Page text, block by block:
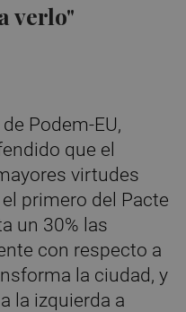
verlo"
Podem-EU,
que el
virtudes
primero del Pacte
un 30% las
con respecto a
la ciudad, y
la izquierda a